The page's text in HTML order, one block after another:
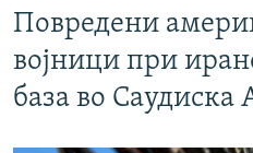
Повредени
војници при
база во Саудиска